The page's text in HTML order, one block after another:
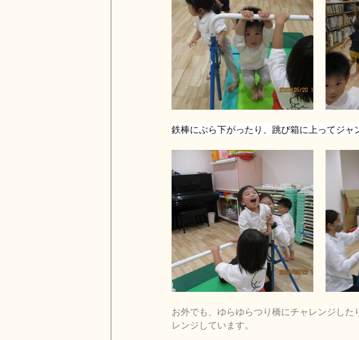
鉄棒にぶら下がったり、跳び箱に上ってジャ
お外でも、ゆらゆらつり橋にチャレンジし
レンジしています。